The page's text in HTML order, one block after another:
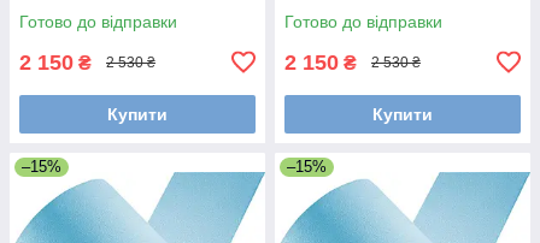
Готово до відправки
2 150 ₴ 2 530 ₴
Купити
Готово до відправки
2 150 ₴ 2 530 ₴
Купити
–15% –15%